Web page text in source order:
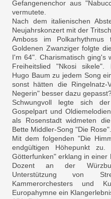
Gefangenenchor aus
vermutete.
Nach dem italienischen
Neujahrskonzert mit der
Amboss im
Goldenen Zwanziger folgte
I'm 64". Charismatisch ging's
Freiheitslied "Nkosi sikele".
Hugo Baum zu jedem Song
sonst hätten die Ringelnatz-
Negerin" besser dazu
Schwungvoll legte sich
Gospelpart und
als Rosenstadt widmeten
Bette Middler-Song "Die Rose".
Mit dem folgenden "Die
endgültigen Höhepunkt zu.
Götterfunken" erklang in einer
Dozent an der
Unterstützung von
Kammerorchesters und
Europahymne ein